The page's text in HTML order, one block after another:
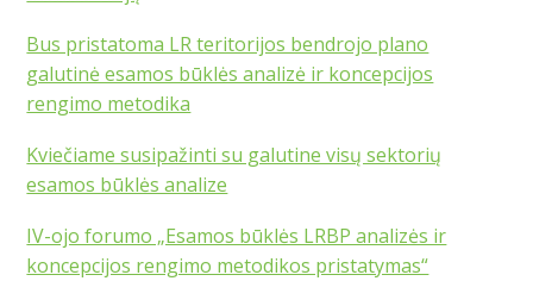
Bus pristatoma LR teritorijos bendrojo plano
galutinė esamos būklės analizė ir koncepcijos
rengimo metodika
Kviečiame susipažinti su galutine visų sektorių
esamos būklės analize
IV-ojo forumo „Esamos būklės LRBP analizės ir
koncepcijos rengimo metodikos pristatymas“